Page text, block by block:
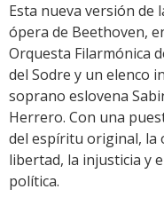
Esta nueva versión de
ópera de Beethoven,
Orquesta Filarmónica
del Sodre y un elenco
soprano eslovena
Herrero. Con una
del espíritu original, la
libertad, la injusticia y
política.